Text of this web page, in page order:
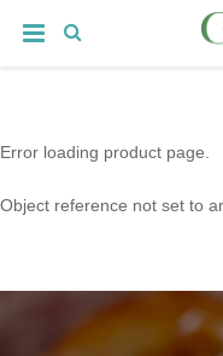
Error loading product page.
Object reference not set to